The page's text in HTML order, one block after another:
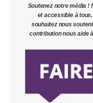
Soutenez notre média !
et accessible à
souhaitez nous
contribution nous aide